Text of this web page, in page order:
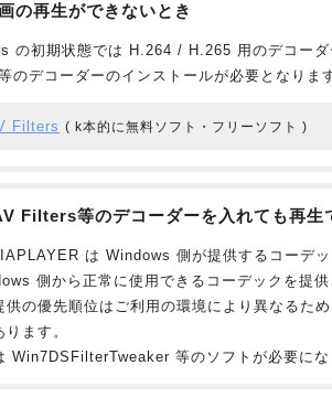
の再生ができないとき
の初期状態では H.264 / H.265 用のデコー
のデコーダーのインストールが必要となります
Filters ( k本的に無料ソフト・フリーソフト )
Filters等のデコーダーを入れても再生
は Windows 側が提供するコーデ
側から正常に使用できるコーデックを提
供の優先順位はご利用の環境により異なるた
ます。
Win7DSFilterTweaker 等のソフトが必要にな